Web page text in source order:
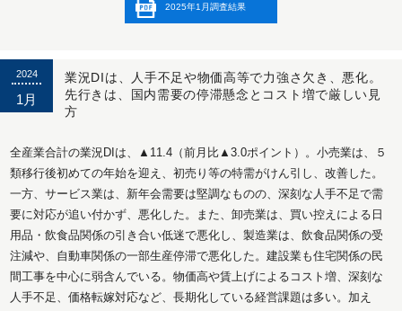
2025年1月調査結果
2024
1月
業況DIは、人手不足や物価高等で力強さ欠き、悪化。
先行きは、国内需要の停滞懸念とコスト増で厳しい見
方
全産業合計の業況DIは、▲11.4（前月比▲3.0ポイント）。小売業は、５
類移行後初めての年始を迎え、初売り等の特需がけん引し、改善した。
一方、サービス業は、新年会需要は堅調なものの、深刻な人手不足で需
要に対応が追い付かず、悪化した。また、卸売業は、買い控えによる日
用品・飲食品関係の引き合い低迷で悪化し、製造業は、飲食品関係の受
注減や、自動車関係の一部生産停滞で悪化した。建設業も住宅関係の民
間工事を中心に弱含んでいる。物価高や賃上げによるコスト増、深刻な
人手不足、価格転嫁対応など、長期化している経営課題は多い。加え